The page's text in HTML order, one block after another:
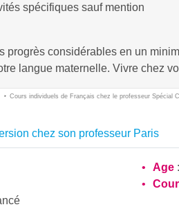
spécifiques sauf mention
progrès considérables en un
langue maternelle. Vivre chez
Cours individuels de Français chez le professeur Spécial
chez son professeur Paris
Age